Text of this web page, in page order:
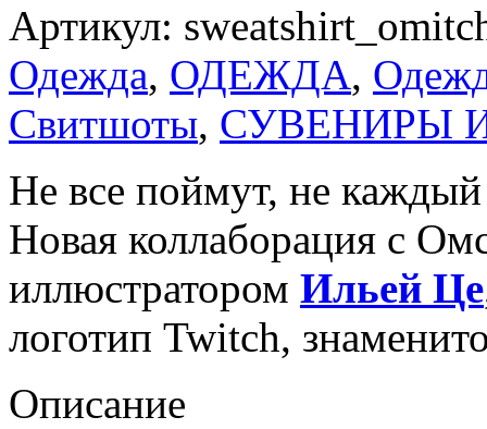
Артикул:
Одежда, ОДЕЖДА,
Свитшоты, СУВЕНИРЫ
Не все поймут, не
Новая коллаборация с
иллюстратором Ильей Це
логотип Twitch,
Описание